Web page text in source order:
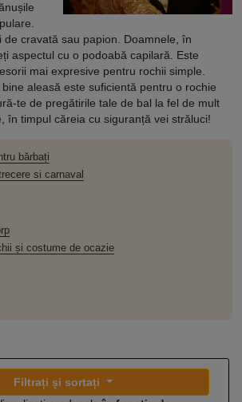
de cravată sau papion. Doamnele, în
aspectul cu o podoabă capilară. Este
mai expresive pentru rochii simple.
aleasă este suficientă pentru o rochie
te de pregătirile tale de bal la fel de mult
în timpul căreia cu siguranță vei străluci!
bărbați
si carnaval
și costume de ocazie
Filtrați și sortați